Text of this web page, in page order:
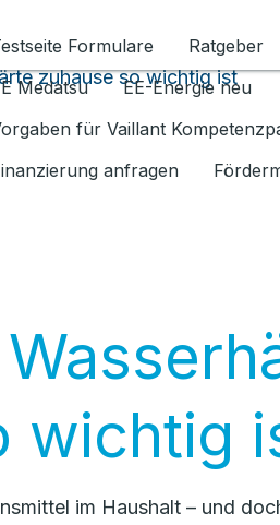
Formulare
Ratgeber
Medatsu
EE-Energie neu
für Vaillant
anfragen
zuhause so wichtig ist
wichtig
im Haushalt – und